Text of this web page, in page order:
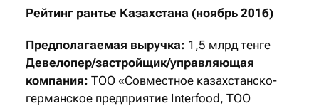
Рейтинг рантье Казахстана (ноябрь 2016)
Предполагаемая выручка: 1,5 млрд тенге
Девелопер/застройщик/управляющая
компания: ТОО «Совместное казахстанско-
германское предприятие Interfood, ТОО